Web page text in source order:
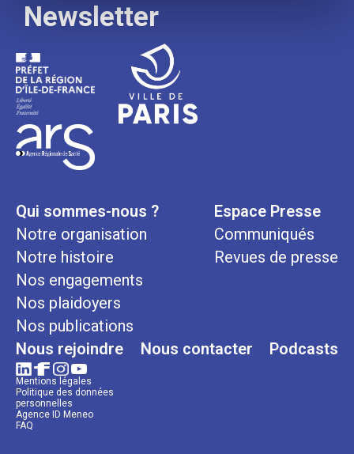
Newsletter
Qui sommes-nous ?
Notre organisation
Notre histoire
Nos engagements
Nos plaidoyers
Nos publications
Espace Presse
Communiqués
Revues de presse
Nous rejoindre Nous contacter Podcasts
Mentions légales
Politique des données
personnelles
Agence ID Meneo
FAQ